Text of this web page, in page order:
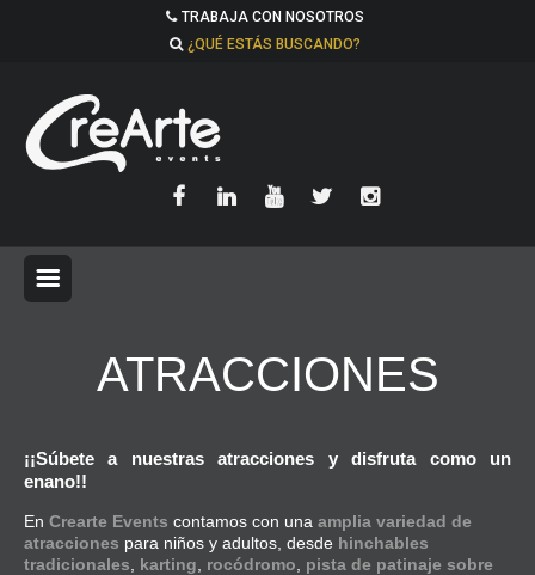
TRABAJA CON NOSOTROS
¿QUÉ ESTÁS BUSCANDO?
ATRACCIONES
¡¡Súbete a nuestras atracciones y disfruta como un
enano!!
En Crearte Events contamos con una amplia variedad de
atracciones para niños y adultos, desde hinchables
tradicionales
karting rocódromo
pista de patinaje sobre